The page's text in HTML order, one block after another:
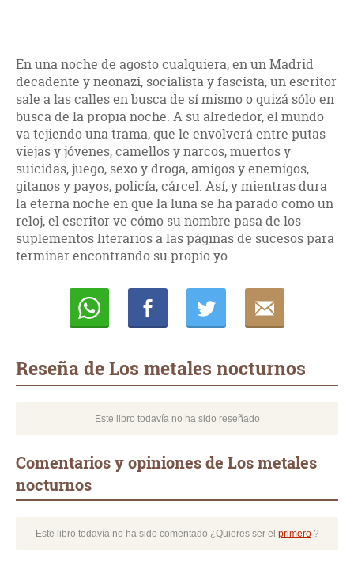
En una noche de agosto cualquiera, en un Madrid
decadente y neonazi, socialista y fascista, un escritor
sale a las calles en busca de sí mismo o quizá sólo en
busca de la propia noche. A su alrededor, el mundo
va tejiendo una trama, que le envolverá entre putas
viejas y jóvenes, camellos y narcos, muertos y
suicidas, juego, sexo y droga, amigos y enemigos,
gitanos y payos, policía, cárcel. Así, y mientras dura
la eterna noche en que la luna se ha parado como un
reloj, el escritor ve cómo su nombre pasa de los
suplementos literarios a las páginas de sucesos para
terminar encontrando su propio yo.
Reseña de Los metales nocturnos
Este libro todavía no ha sido reseñado
Comentarios y opiniones de Los metales
nocturnos
Este libro todavía no ha sido comentado ¿Quieres ser el primero?